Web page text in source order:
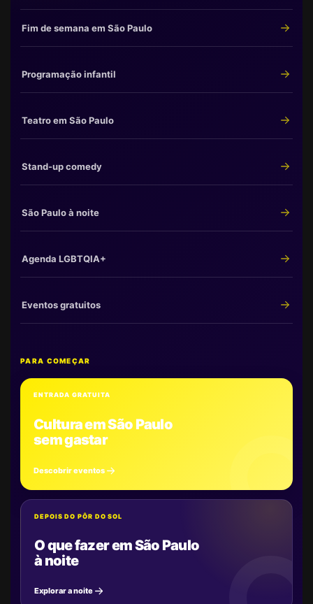
Fim de semana em São Paulo
Programação infantil
Teatro em São Paulo
Stand-up comedy
São Paulo à noite
Agenda LGBTQIA+
Eventos gratuitos
PARA COMEÇAR
ENTRADA GRATUITA
Cultura em São Paulo
sem gastar
Descobrir eventos
DEPOIS DO PÔR DO SOL
O que fazer em São Paulo
à noite
Explorar a noite